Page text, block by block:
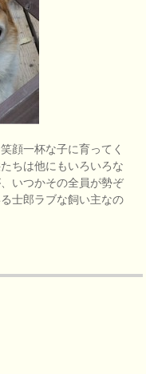
顔一杯な子に育ってく
ちは他にもいろいろな
いつかその全員が勢ぞ
士郎ラブな飼い主なの